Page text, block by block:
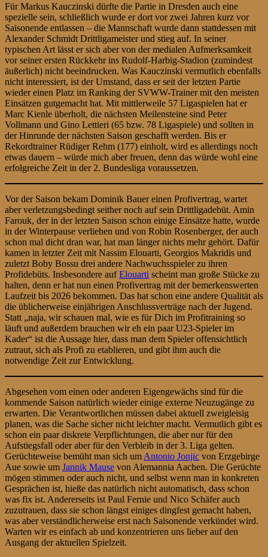
Für Markus Kauczinski dürfte die Partie in Dresden auch eine
spezielle sein, schließlich wurde er dort vor zwei Jahren kurz vor
Saisonende entlassen – die Mannschaft wurde dann stattdessen mit
Alexander Schmidt Drittligameister und stieg auf. In seiner
typischen Art lässt er sich aber von der medialen Aufmerksamkeit
vor seiner ersten Rückkehr ins Rudolf-Harbig-Stadion (zumindest
äußerlich) nicht beeindrucken. Was Kauczinski vermutlich ebenfalls
nicht interessiert, ist der Umstand, dass er seit der letzten Partie
wieder einen Platz im Ranking der SVWW-Trainer mit den meisten
Einsätzen gutgemacht hat. Mit mittlerweile 57 Ligaspielen hat er
Marc Kienle überholt, die nächsten Meilensteine sind Peter
Vollmann und Gino Lettieri (65 bzw. 78 Ligaspiele) und sollten in
der Hinrunde der nächsten Saison geschafft werden. Bis er
Rekordtrainer Rüdiger Rehm (177) einholt, wird es allerdings noch
etwas dauern – würde mich aber freuen, denn das würde wohl eine
erfolgreiche Zeit in der 2. Bundesliga voraussetzen.
Vor der Saison bekam Dominik Bauer einen Profivertrag, wartet
aber verletzungsbedingt seither noch auf sein Drittligadebüt. Amin
Farouk, der in der letzten Saison schon einige Einsätze hatte, wurde
in der Winterpause verliehen und von Robin Rosenberger, der auch
schon mal dicht dran war, hat man länger nichts mehr gehört. Dafür
kamen in letzter Zeit mit Nassim Elouarti, Georgios Makridis und
zuletzt Boby Bossu drei andere Nachwuchsspieler zu ihren
Profidebüts. Insbesondere aufElouarti scheint man große Stücke zu
halten, denn er hat nun einen Profivertrag mit der bemerkenswerten
Laufzeit bis 2026 bekommen. Das hat schon eine andere Qualität als
die üblicherweise einjährigen Anschlussverträge nach der Jugend.
Statt „naja, wir schauen mal, wie es für Dich im Profitraining so
läuft und außerdem brauchen wir eh ein paar U23-Spieler im
Kader“ ist die Aussage hier, dass man dem Spieler offensichtlich
zutraut, sich als Profi zu etablieren, und gibt ihm auch die
notwendige Zeit zur Entwicklung.
Abgesehen vom einen oder anderen Eigengewächs sind für die
kommende Saison natürlich wieder einige externe Neuzugänge zu
erwarten. Die Verantwortlichen müssen dabei aktuell zweigleisig
planen, was die Sache sicher nicht leichter macht. Vermutlich gibt es
schon ein paar diskrete Verpflichtungen, die aber nur für den
Aufstiegsfall oder aber für den Verbleib in der 3. Liga gelten.
Gerüchteweise bemüht man sich um Antonio Jonjic von Erzgebirge
Aue sowie um Jannik Mause von Alemannia Aachen. Die Gerüchte
mögen stimmen oder auch nicht, und selbst wenn man in konkreten
Gesprächen ist, hieße das natürlich nicht automatisch, dass schon
was fix ist. Andererseits ist Paul Fernie und Nico Schäfer auch
zuzutrauen, dass sie schon längst einiges dingfest gemacht haben,
was aber verständlicherweise erst nach Saisonende verkündet wird.
Warten wir es einfach ab und konzentrieren uns lieber auf den
Ausgang der aktuellen Spielzeit.